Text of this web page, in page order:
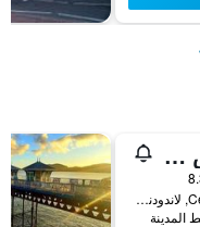
فور ساينتس بريج إي دون هوتل
Central Promenade, لاندودنو, المملكة المتحدة